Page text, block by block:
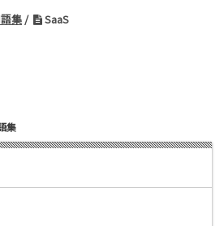
集 SaaS
集